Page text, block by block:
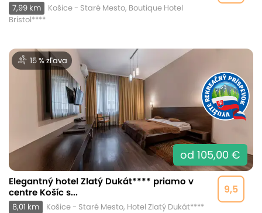
7,99 km
Košice - Staré Mesto, Boutique Hotel
Bristol****
15 % zľava
od 105,00 €
9,5
Elegantný hotel Zlatý Dukát**** priamo v
centre Košíc s...
8,01 km Košice - Staré Mesto, Hotel Zlatý Dukát****